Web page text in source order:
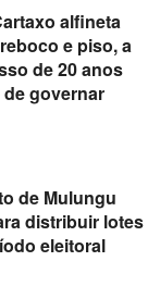
alfineta
e piso, a
de 20 anos
governar
de Mulungu
distribuir lotes
eleitoral